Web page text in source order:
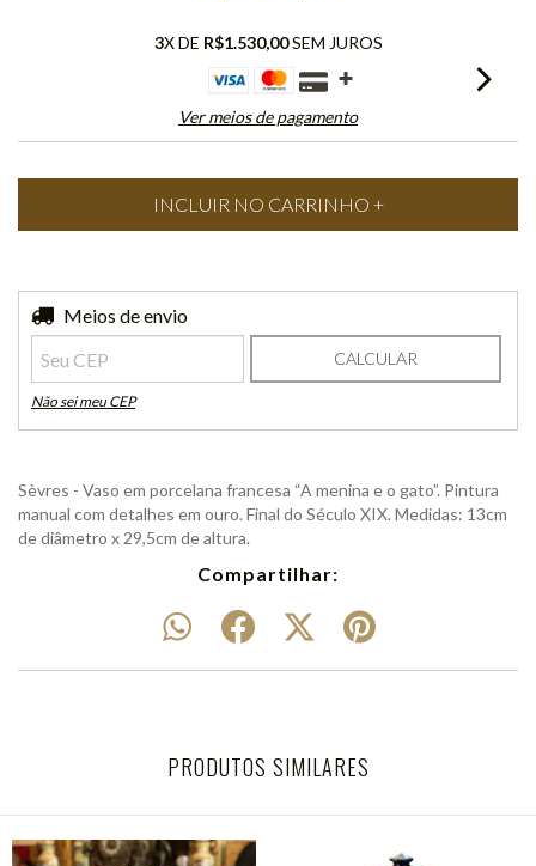
3X DE R$1.530,00SEM JUROS
Ver meios de pagamento
Entregas para o CEP:
Meios de envio
CALCULAR
Não sei meu CEP
Sèvres - Vaso em porcelana francesa “A menina e o gato”. Pintura
manual com detalhes em ouro. Final do Século XIX. Medidas: 13cm
de diâmetro x 29,5cm de altura.
Compartilhar:
PRODUTOS SIMILARES